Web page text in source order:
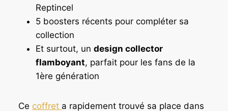
Reptincel
5 boosters récents pour compléter sa
collection
Et surtout, un design collector
flamboyant, parfait pour les fans de la
1ère génération
Ce coffret a rapidement trouvé sa place dans